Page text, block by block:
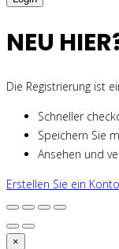
NEU
Die Registrierung ist
Schneller
Speichern Sie
Ansehen und
Erstellen Sie ein Konto
×